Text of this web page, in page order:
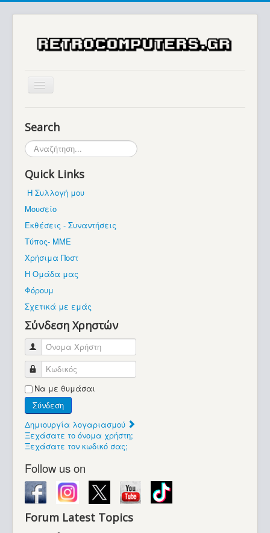
Μουσείο
Βρίσκεστε εδώ:
Search
Αναζήτηση...
Quick Links
Η Συλλογή μου
Μουσείο
Εκθέσεις - Συναντήσεις
Τύπος- ΜΜΕ
Χρήσιμα Ποστ
Η Ομάδα μας
Φόρουμ
Σχετικά με εμάς
Σύνδεση Χρηστών
Όνομα Χρήστη
Κωδικός
Να με θυμάσαι
Σύνδεση
Δημιουργία λογαριασμού
Ξεχάσατε το όνομα χρήστη;
Ξεχάσατε τον κωδικό σας;
Follow us on
Forum Latest Topics